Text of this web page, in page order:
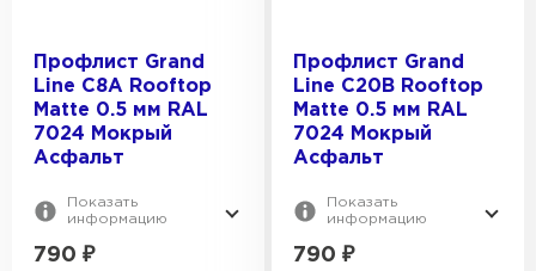
Профлист Grand
Line C8A Rooftop
Matte 0.5 мм RAL
7024 Мокрый
Асфальт
Показать
информацию
790 ₽
Профлист Grand
Line С20В Rooftop
Matte 0.5 мм RAL
7024 Мокрый
Асфальт
Показать
информацию
790 ₽